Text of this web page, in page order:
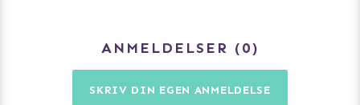
ANMELDELSER 0
SKRIV DIN EGEN ANMELDELSE